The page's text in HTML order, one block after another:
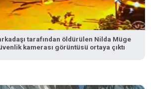
tarafından öldürülen Nilda Müge
kamerası görüntüsü ortaya çıktı